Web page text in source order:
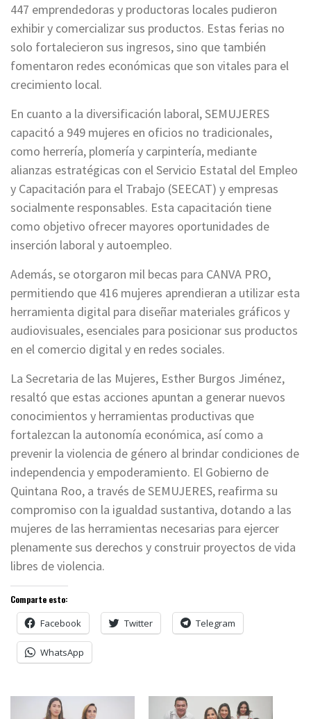
447 emprendedoras y productoras locales pudieron
exhibir y comercializar sus productos. Estas ferias no
solo fortalecieron sus ingresos, sino que también
fomentaron redes económicas que son vitales para el
crecimiento local.
En cuanto a la diversificación laboral, SEMUJERES
capacitó a 949 mujeres en oficios no tradicionales,
como herrería, plomería y carpintería, mediante
alianzas estratégicas con el Servicio Estatal del Empleo
y Capacitación para el Trabajo (SEECAT) y empresas
socialmente responsables. Esta capacitación tiene
como objetivo ofrecer mayores oportunidades de
inserción laboral y autoempleo.
Además, se otorgaron mil becas para CANVA PRO,
permitiendo que 416 mujeres aprendieran a utilizar esta
herramienta digital para diseñar materiales gráficos y
audiovisuales, esenciales para posicionar sus productos
en el comercio digital y en redes sociales.
La Secretaria de las Mujeres, Esther Burgos Jiménez,
resaltó que estas acciones apuntan a generar nuevos
conocimientos y herramientas productivas que
fortalezcan la autonomía económica, así como a
prevenir la violencia de género al brindar condiciones de
independencia y empoderamiento. El Gobierno de
Quintana Roo, a través de SEMUJERES, reafirma su
compromiso con la igualdad sustantiva, dotando a las
mujeres de las herramientas necesarias para ejercer
plenamente sus derechos y construir proyectos de vida
libres de violencia.
Comparte esto:
Facebook Twitter Telegram
WhatsApp